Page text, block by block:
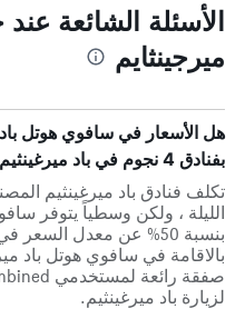
الأسئلة الشائعة
ميرجينثايم
هل الأسعار في سافوي هوتل باد
بفنادق 4 نجوم في باد ميرغينثيم؟
الليلة ، ولكن وسطياً يتوفر
بنسبة 50% عن معدل
لزيارة باد ميرغينثيم.